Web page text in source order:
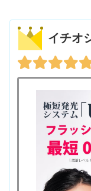
イチオ